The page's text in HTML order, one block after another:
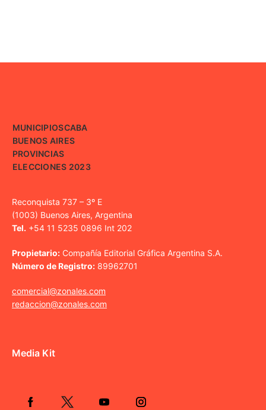
MUNICIPIOSCABA
BUENOS AIRES
PROVINCIAS
ELECCIONES 2023
Reconquista 737 – 3º E
(1003) Buenos Aires, Argentina
Tel. +54 11 5235 0896 Int 202
Propietario: Compañía Editorial Gráfica Argentina S.A.
Número de Registro: 89962701
comercial@zonales.com
redaccion@zonales.com
Media Kit